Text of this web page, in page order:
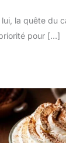
lui, la quête du
pour […]